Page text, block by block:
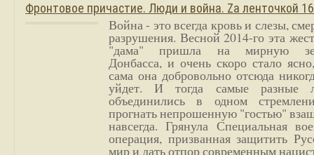
Фронтовое причастие. Люди и война. Zа ленточкой
Война - это всегда кровь и слезы,
разрушения. Весной 2014-го эта
"дама" пришла на мирную
Донбасса, и очень скоро стало
сама она добровольно отсюда
уйдет. И тогда самые разные
объединились в одном
прогнать непрошенную "гостью"
навсегда. Грянула Специальная
операция, призванная защитить
мир и дать отпор современным